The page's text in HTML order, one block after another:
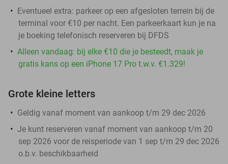
Eventueel extra: parkeer op een afgesloten terrein bij de
terminal voor €10 per nacht. Een parkeerkaart kun je na
je boeking telefonisch reserveren bij DFDS
Alleen vandaag: bij elke €10 die je besteedt, maak je
gratis kans op een iPhone 17 Pro t.w.v. €1.329!
Grote kleine letters
Geldig vanaf moment van aankoop t/m 29 dec 2026
Je kunt reserveren vanaf moment van aankoop t/m 20
sep 2026 voor de reisperiode van 1 sep t/m 29 dec 2026
o.b.v. beschikbaarheid